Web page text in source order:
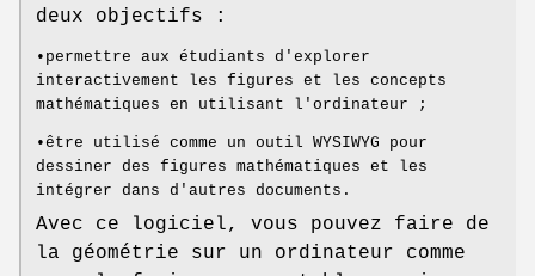
deux objectifs :
•permettre aux étudiants d'explorer
interactivement les figures et les concepts
mathématiques en utilisant l'ordinateur ;
•être utilisé comme un outil WYSIWYG pour
dessiner des figures mathématiques et les
intégrer dans d'autres documents.
Avec ce logiciel, vous pouvez faire de
la géométrie sur un ordinateur comme